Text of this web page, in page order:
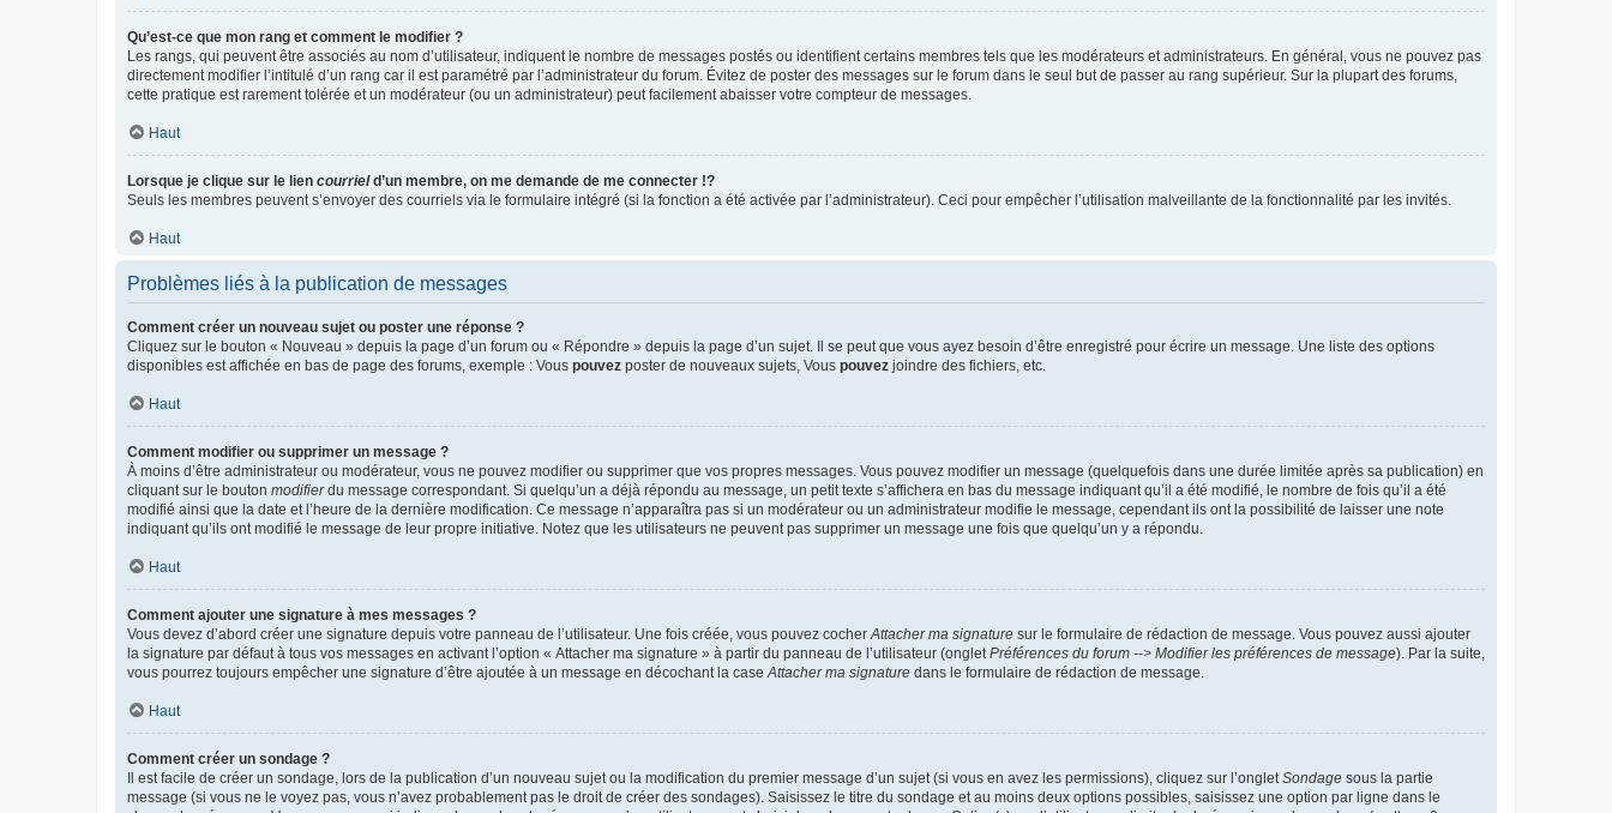
Qu’est-ce que mon rang et comment le modifier ?
Les rangs, qui peuvent être associés au nom d’utilisateur, indiquent le nombre de messages postés ou identifient certains membres tels que les modérateurs et administrateurs. En général, vous ne pouvez pas
directement modifier l’intitulé d’un rang car il est paramétré par l’administrateur du forum. Évitez de poster des messages sur le forum dans le seul but de passer au rang supérieur. Sur la plupart des forums,
cette pratique est rarement tolérée et un modérateur (ou un administrateur) peut facilement abaisser votre compteur de messages.
Haut
Lorsque je clique sur le lien courrield’un membre, on me demande de me connecter !?
Seuls les membres peuvent s’envoyer des courriels via le formulaire intégré (si la fonction a été activée par l’administrateur). Ceci pour empêcher l’utilisation malveillante de la fonctionnalité par les invités.
Haut
Problèmes liés à la publication de messages
Comment créer un nouveau sujet ou poster une réponse ?
Cliquez sur le bouton « Nouveau » depuis la page d’un forum ou « Répondre » depuis la page d’un sujet. Il se peut que vous ayez besoin d’être enregistré pour écrire un message. Une liste des options
disponibles est affichée en bas de page des forums, exemple : Vous pouvez poster de nouveaux sujets, Vous pouvez joindre des fichiers, etc.
Haut
Comment modifier ou supprimer un message ?
À moins d’être administrateur ou modérateur, vous ne pouvez modifier ou supprimer que vos propres messages. Vous pouvez modifier un message (quelquefois dans une durée limitée après sa publication) en
cliquant sur le bouton modifierdu message correspondant. Si quelqu’un a déjà répondu au message, un petit texte s’affichera en bas du message indiquant qu’il a été modifié, le nombre de fois qu’il a été
modifié ainsi que la date et l’heure de la dernière modification. Ce message n’apparaîtra pas si un modérateur ou un administrateur modifie le message, cependant ils ont la possibilité de laisser une note
indiquant qu’ils ont modifié le message de leur propre initiative. Notez que les utilisateurs ne peuvent pas supprimer un message une fois que quelqu’un y a répondu.
Haut
Comment ajouter une signature à mes messages ?
Vous devez d’abord créer une signature depuis votre panneau de l’utilisateur. Une fois créée, vous pouvez cocherAttacher ma signature sur le formulaire de rédaction de message. Vous pouvez aussi ajouter
la signature par défaut à tous vos messages en activant l’option « Attacher ma signature » à partir du panneau de l’utilisateur (ongletPréférences du forum --> Modifier les préférences de message). Par la suite,
vous pourrez toujours empêcher une signature d’être ajoutée à un message en décochant la caseAttacher ma signature dans le formulaire de rédaction de message.
Haut
Comment créer un sondage ?
Il est facile de créer un sondage, lors de la publication d’un nouveau sujet ou la modification du premier message d’un sujet (si vous en avez les permissions), cliquez sur l’ongletSondage sous la partie
message (si vous ne le voyez pas, vous n’avez probablement pas le droit de créer des sondages). Saisissez le titre du sondage et au moins deux options possibles, saisissez une option par ligne dans le